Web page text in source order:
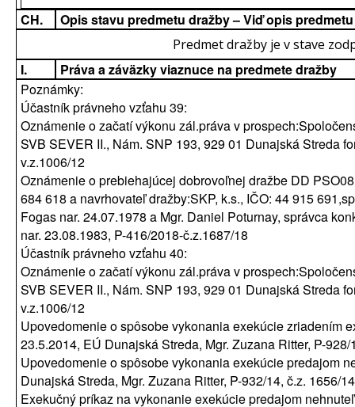
CH. Opis stavu predmetu dražby – Viď opis
Predmet dražby je v stave
I.
Práva a záväzky viaznuce na predmete dražby
Poznámky:
Účastník právneho vzťahu 39:
Oznámenie o začatí výkonu zál.práva v
SVB SEVER II., Nám. SNP 193, 929 01 Dunajská Streda
v.z.1006/12
Oznámenie o prebiehajúcej dobrovoľnej dražbe DD
684 618 a navrhovateľ dražby:SKP, k.s., IČO: 44 915
Fogas nar. 24.07.1978 a Mgr. Daniel Poturnay, správca
nar. 23.08.1983, P-416/2018-č.z.1687/18
Účastník právneho vzťahu 40:
Oznámenie o začatí výkonu zál.práva v
SVB SEVER II., Nám. SNP 193, 929 01 Dunajská Streda
v.z.1006/12
Upovedomenie o spôsobe vykonania exekúcie zriadením
23.5.2014, EÚ Dunajská Streda, Mgr. Zuzana Ritter, P-
Upovedomenie o spôsobe vykonania exekúcie predajom
Dunajská Streda, Mgr. Zuzana Ritter, P-932/14, č.z. 1656/14
Exekučný príkaz na vykonanie exekúcie predajom